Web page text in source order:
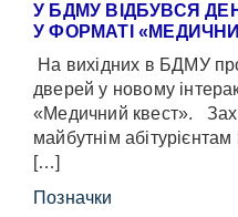
У БДМУ ВІДБУВСЯ
У ФОРМАТІ
На вихідних в БДМУ
дверей у новому
«Медичний квест».
майбутнім
[…]
Позначки